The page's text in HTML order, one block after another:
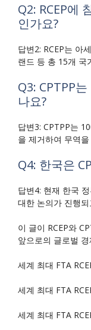
Q2: RCEP에
인가요?
답변2: RCEP는 아
랜드 등 총 15개 국
Q3: CPTPP
나요?
답변3: CPTPP는
을 제거하여 무역
Q4: 한국은
답변4: 현재 한국
대한 논의가 진행
이 글이 RCEP와
앞으로의 글로벌
세계 최대 FTA
세계 최대 FTA
세계 최대 FTA